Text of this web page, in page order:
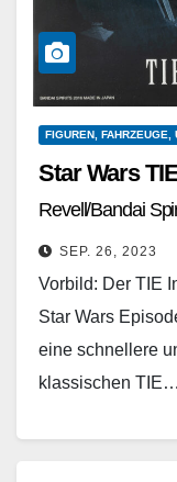
FIGUREN, FAHRZEUGE,
Star Wars
Revell/Bandai
SEP. 26, 2023
Vorbild: Der TIE
Star Wars
eine schnellere
klassischen TIE…